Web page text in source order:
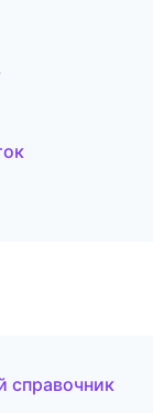
справочник